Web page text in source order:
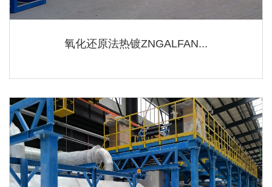
氧化还原法热镀ZNGALFAN...